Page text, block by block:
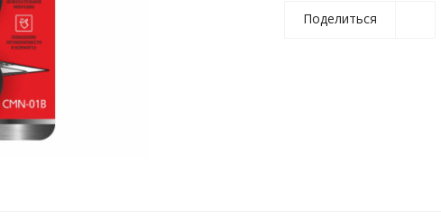
Поделиться